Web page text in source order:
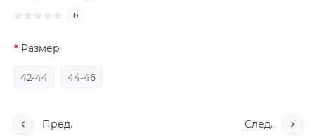
0
Размер
42-44 44-46
Пред. След.